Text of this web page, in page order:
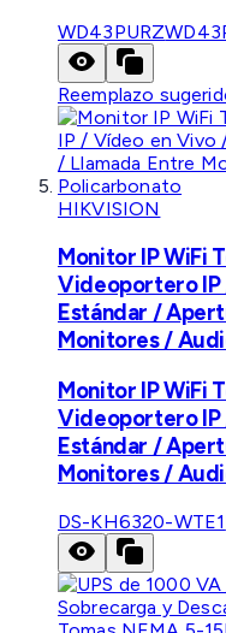
WD43PURZ
Reemplazo
HIKVISION
Monitor IP WiFi
Videoportero IP
Estándar /
Monitores /
Monitor IP WiFi
Videoportero IP
Estándar /
Monitores /
DS-KH6320-WTE1